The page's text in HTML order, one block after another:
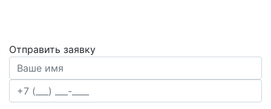
Отправить заявку